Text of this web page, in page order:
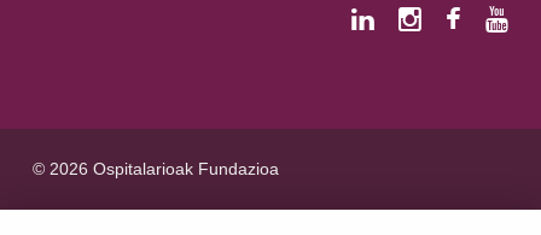
© 2026 Ospitalarioak Fundazioa